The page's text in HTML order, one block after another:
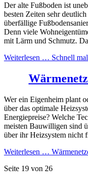
Der alte Fußboden ist
besten Zeiten sehr
überfällige
Denn viele
mit Lärm und Schmutz.
Weiterlesen … Schnell
Wer ein Eigenheim plant
über das optimale
Energiepreise? Welche
meisten Bauwilligen sind
über ihr Heizsystem nicht
Weiterlesen …
Seite 19 von 26